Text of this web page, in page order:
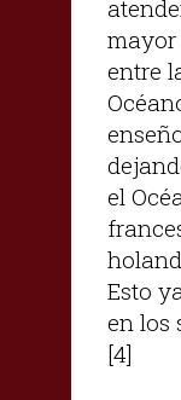
mayor
entre
el
Esto
en los
[4]